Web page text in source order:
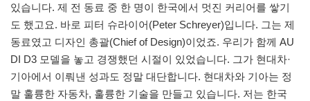
있습니다. 제 전 동료 중 한 명이 한국에서 멋진 커리어를 쌓기
도 했고요. 바로 피터 슈라이어(Peter Schreyer)입니다. 그는 제
동료였고 디자인 총괄(Chief of Design)이었죠. 우리가 함께 AU
DI D3 모델을 놓고 경쟁했던 시절이 있었습니다. 그가 현대차·
기아에서 이뤄낸 성과도 정말 대단합니다. 현대차와 기아는 정
말 훌륭한 자동차, 훌륭한 기술을 만들고 있습니다. 저는 한국